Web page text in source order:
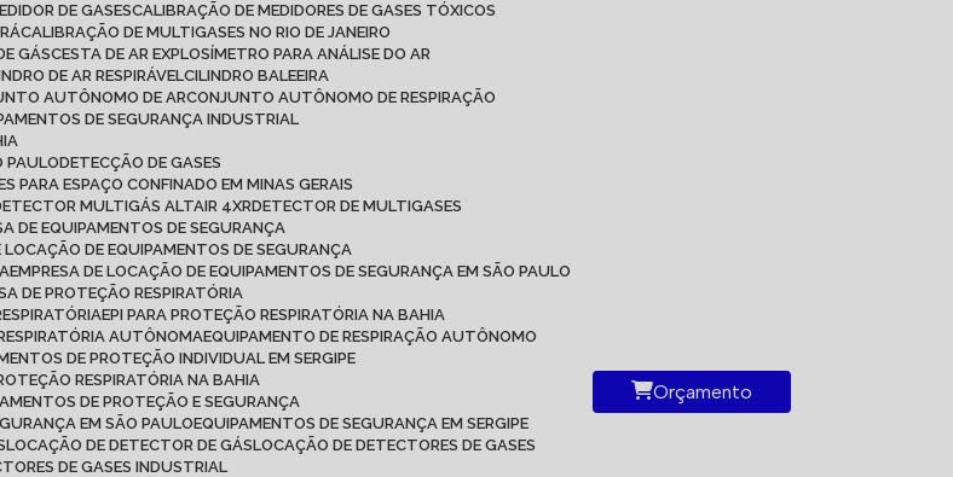
DE GASES CALIBRAÇÃO DE MEDIDORES DE GASES TÓXICOS
CALIBRAÇÃO DE MULTIGASES NO RIO DE JANEIRO
GÁS CESTA DE AR EXPLOSÍMETRO PARA ANÁLISE DO AR
DE AR RESPIRÁVEL CILINDRO BALEEIRA
AUTÔNOMO DE AR CONJUNTO AUTÔNOMO DE RESPIRAÇÃO
DE SEGURANÇA INDUSTRIAL
PAULO DETECÇÃO DE GASES
PARA ESPAÇO CONFINADO EM MINAS GERAIS
DETECTOR MULTIGÁS ALTAIR 4XR DETECTOR DE MULTIGASES
DE EQUIPAMENTOS DE SEGURANÇA
LOCAÇÃO DE EQUIPAMENTOS DE SEGURANÇA
EMPRESA DE LOCAÇÃO DE EQUIPAMENTOS DE SEGURANÇA EM SÃO PAULO
DE PROTEÇÃO RESPIRATÓRIA
EPI PARA PROTEÇÃO RESPIRATÓRIA NA BAHIA
AUTÔNOMA EQUIPAMENTO DE RESPIRAÇÃO AUTÔNOMO
DE PROTEÇÃO INDIVIDUAL EM SERGIPE
RESPIRATÓRIA NA BAHIA
DE PROTEÇÃO E SEGURANÇA
EM SÃO PAULO EQUIPAMENTOS DE SEGURANÇA EM SERGIPE
LOCAÇÃO DE DETECTOR DE GÁS LOCAÇÃO DE DETECTORES DE GASES
DE GASES INDUSTRIAL
Orçamento